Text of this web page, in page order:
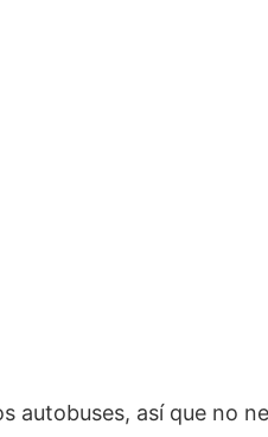
autobuses, así que no